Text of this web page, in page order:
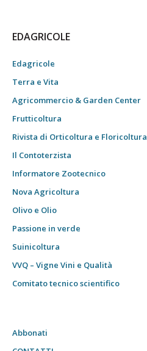
EDAGRICOLE
Edagricole
Terra e Vita
Agricommercio & Garden Center
Frutticoltura
Rivista di Orticoltura e Floricoltura
Il Contoterzista
Informatore Zootecnico
Nova Agricoltura
Olivo e Olio
Passione in verde
Suinicoltura
VVQ – Vigne Vini e Qualità
Comitato tecnico scientifico
Abbonati